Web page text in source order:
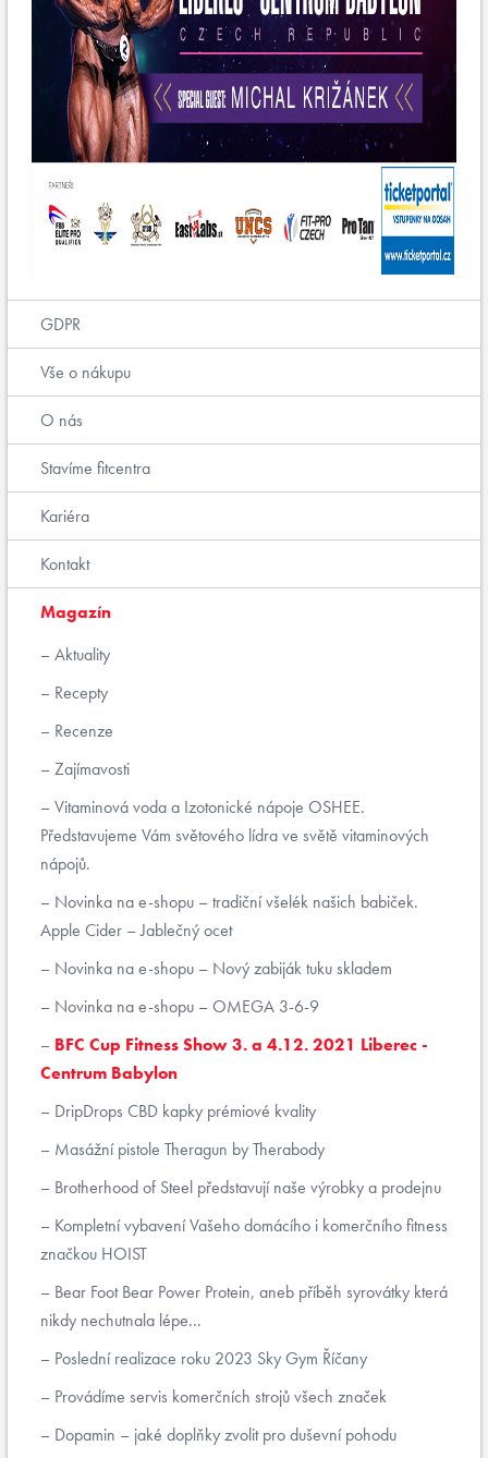
GDPR
Vše o nákupu
O nás
Stavíme fitcentra
Kariéra
Kontakt
Magazín
Aktuality
Recepty
Recenze
Zajímavosti
Vitaminová voda a Izotonické nápoje OSHEE.
Představujeme Vám světového lídra ve světě vitaminových
nápojů.
Novinka na e-shopu – tradiční všelék našich babiček.
Apple Cider – Jablečný ocet
Novinka na e-shopu – Nový zabiják tuku skladem
Novinka na e-shopu – OMEGA 3-6-9
BFC Cup Fitness Show 3. a 4.12. 2021 Liberec -
Centrum Babylon
DripDrops CBD kapky prémiové kvality
Masážní pistole Theragun by Therabody
Brotherhood of Steel představují naše výrobky a prodejnu
Kompletní vybavení Vašeho domácího i komerčního fitness
značkou HOIST
Bear Foot Bear Power Protein, aneb příběh syrovátky která
nikdy nechutnala lépe...
Poslední realizace roku 2023 Sky Gym Říčany
Provádíme servis komerčních strojů všech značek
Dopamin – jaké doplňky zvolit pro duševní pohodu